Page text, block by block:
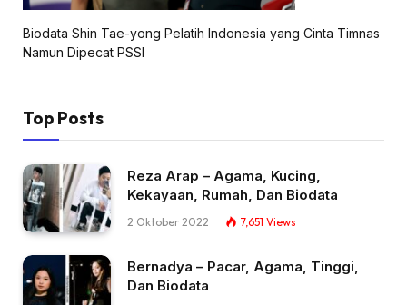
Biodata Shin Tae-yong Pelatih Indonesia yang Cinta Timnas
Namun Dipecat PSSI
Top Posts
Reza Arap – Agama, Kucing,
Kekayaan, Rumah, Dan Biodata
2 Oktober 2022 7,651 Views
Bernadya – Pacar, Agama, Tinggi,
Dan Biodata